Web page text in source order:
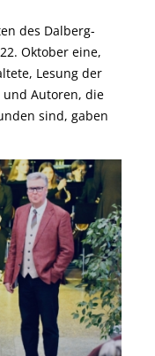
des Dalberg-
Oktober eine,
Lesung der
Autoren, die
sind, gaben